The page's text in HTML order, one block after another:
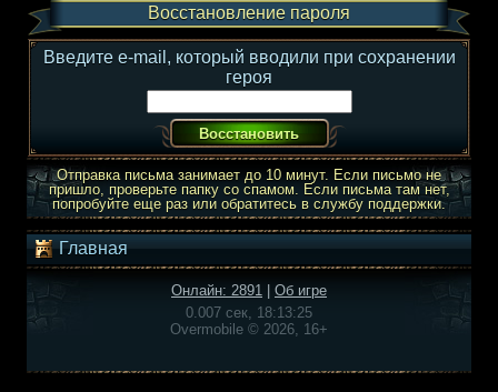
Восстановление пароля
Введите e-mail, который вводили при сохранении
героя
Отправка письма занимает до 10 минут. Если письмо не
пришло, проверьте папку со спамом. Если письма там нет,
попробуйте еще раз или обратитесь в службу поддержки.
Главная
Онлайн: 2891
Об игре
0.007 сек, 18:13:25
Overmobile © 2026, 16+